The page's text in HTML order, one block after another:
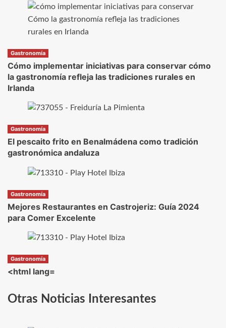
Gastronomía
Cómo implementar iniciativas para conservar cómo
la gastronomía refleja las tradiciones rurales en
Irlanda
Gastronomía
El pescaito frito en Benalmádena como tradición
gastronómica andaluza
Gastronomía
Mejores Restaurantes en Castrojeriz: Guía 2024
para Comer Excelente
Gastronomía
<html lang=
Otras Noticias Interesantes